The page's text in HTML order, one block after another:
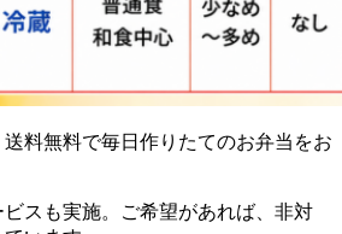
料無料で毎日作りたてのお弁当をお
スも実施。ご希望があれば、非対